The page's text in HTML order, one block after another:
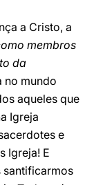
a Cristo, a
membros
da
no mundo
aqueles que
Igreja
e
Igreja! E
santificarmos